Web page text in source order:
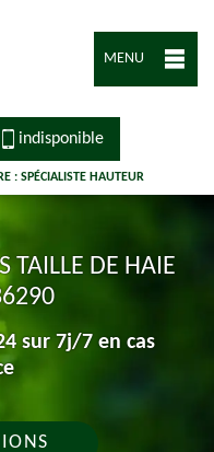
MENU
indisponible
: SPÉCIALISTE HAUTEUR
TAILLE DE HAIE
sur 7j/7 en cas